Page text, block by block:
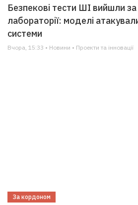
Безпекові тести ШІ вийшли
лабораторії: моделі
системи
Вчора, 15:33 • Новини • Проекти та інновації
За кордоном